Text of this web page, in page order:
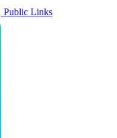
Public Links